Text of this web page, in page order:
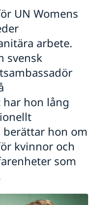
UN Womens
arbete.
svensk
hon lång
hon om
kvinnor och
som